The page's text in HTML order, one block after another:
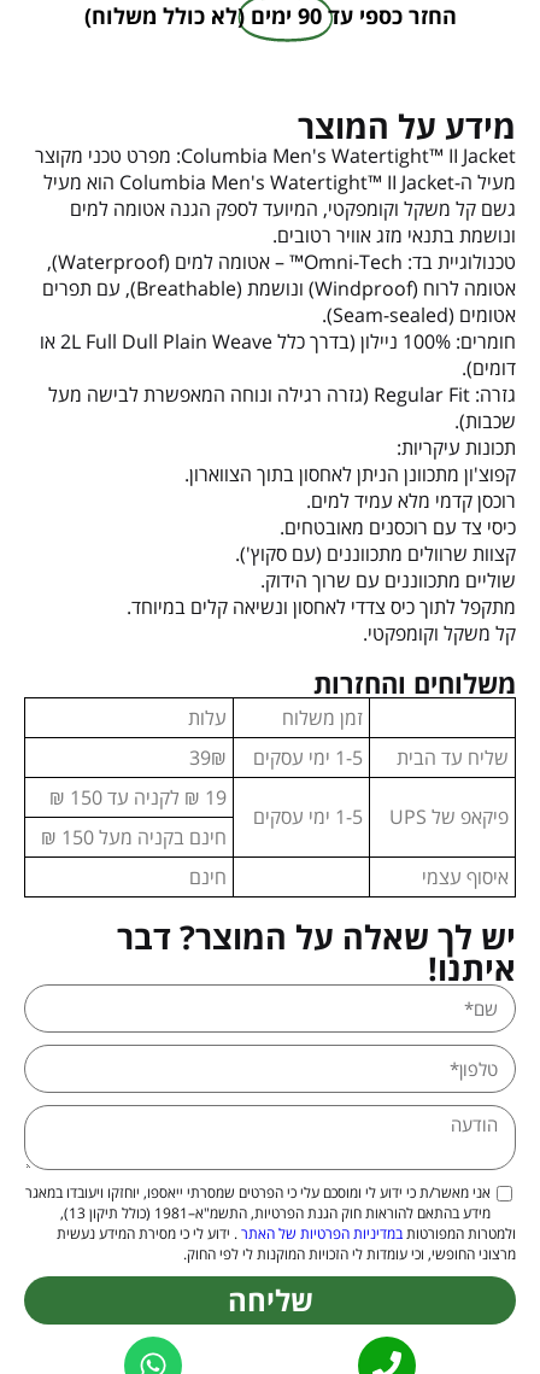
החזר כספי עד 90 ימים (לא כולל משלוח)
מידע על המוצר
Columbia Men's Watertight™ II Jacket: מפרט טכני מקוצר
מעיל ה-Columbia Men's Watertight™ II Jacket הוא מעיל
גשם קל משקל וקומפקטי, המיועד לספק הגנה אטומה למים
ונושמת בתנאי מזג אוויר רטובים.
טכנולוגיית בד: Omni-Tech™ – אטומה למים (Waterproof),
אטומה לרוח (Windproof) ונושמת (Breathable), עם תפרים
אטומים (Seam-sealed).
חומרים: 100% ניילון (בדרך כלל 2L Full Dull Plain Weave או
דומים).
גזרה: Regular Fit (גזרה רגילה ונוחה המאפשרת לבישה מעל
שכבות).
תכונות עיקריות:
קפוצ'ון מתכוונן הניתן לאחסון בתוך הצווארון.
רוכסן קדמי מלא עמיד למים.
כיסי צד עם רוכסנים מאובטחים.
קצוות שרוולים מתכווננים (עם סקוץ').
שוליים מתכווננים עם שרוך הידוק.
מתקפל לתוך כיס צדדי לאחסון ונשיאה קלים במיוחד.
קל משקל וקומפקטי.
משלוחים והחזרות
זמן משלוח
עלות
שליח עד הבית
1-5 ימי עסקים 39₪
פיקאפ של UPS 1-5 ימי עסקים
19 ₪ לקניה עד 150 ₪
חינם בקניה מעל 150 ₪
איסוף עצמי
חינם
יש לך שאלה על המוצר? דבר
איתנו!
אני מאשר/ת כי ידוע לי ומוסכם עלי כי הפרטים שמסרתי ייאספו, יוחזקו ויעובדו במאגר
מידע בהתאם להוראות חוק הגנת הפרטיות, התשמ"א–1981 (כולל תיקון 13),
ולמטרות המפורטותבמדיניות הפרטיות של האתר. ידוע לי כי מסירת המידע נעשית
מרצוני החופשי, וכי עומדות לי הזכויות המוקנות לי לפי החוק.
שליחה